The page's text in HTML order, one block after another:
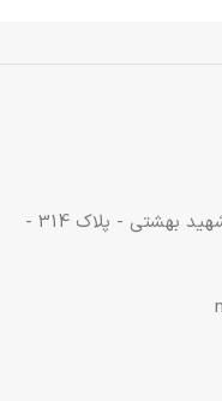
ایران - اصفهان - شهرضا - خیابان دکتر شهید بهشتی - پلاک 314 -